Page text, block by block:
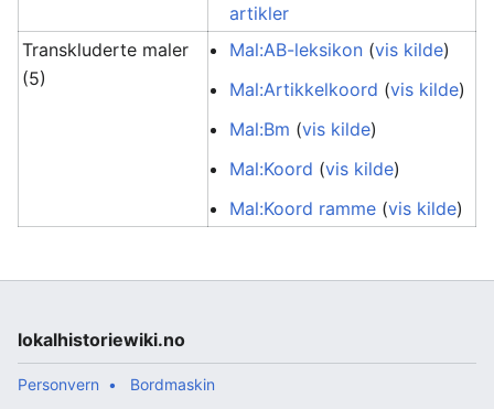
artikler
Transkluderte maler
(5)
Mal:AB-leksikon (vis kilde)
Mal:Artikkelkoord (vis kilde)
Mal:Bm (vis kilde)
Mal:Koord (vis kilde)
Mal:Koord ramme (vis kilde)
lokalhistoriewiki.no
Personvern Bordmaskin